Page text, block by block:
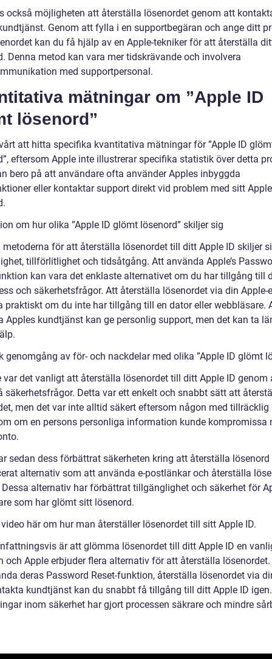
också möjligheten att återställa lösenordet genom att
Genom att fylla i en supportbegäran och ange ditt
kan du få hjälp av en Apple-tekniker för att återställa
Denna metod kan vara mer tidskrävande och involvera
med supportpersonal.
mätningar om ”Apple ID
lösenord”
att hitta specifika kvantitativa mätningar för ”Apple ID
eftersom Apple inte illustrerar specifika statistik över detta
bero på att användare ofta använder Apples inbyggda
eller kontaktar support direkt vid problem med sitt
om hur olika ”Apple ID glömt lösenord” skiljer sig
metoderna för att återställa lösenordet till ditt Apple ID skiljer
tillförlitlighet och tidsåtgång. Att använda Apple’s
kan vara det enklaste alternativet om du har tillgång till
och säkerhetsfrågor. Att återställa lösenordet via din Apple-
praktiskt om du inte har tillgång till en dator eller webbläsare.
Apples kundtjänst kan ge personlig support, men det kan ta
genomgång av för- och nackdelar med olika ”Apple ID glömt
var det vanligt att återställa lösenordet till ditt Apple ID genom
säkerhetsfrågor. Detta var ett enkelt och snabbt sätt att
men det var inte alltid säkert eftersom någon med tillräcklig
om en persons personliga information kunde kompromissa
sedan dess förbättrat säkerheten kring att återställa lösenord
alternativ som att använda e-postlänkar och återställa
Dessa alternativ har förbättrat tillgänglighet och säkerhet för
som har glömt sitt lösenord.
här om hur man återställer lösenordet till sitt Apple ID.
är att glömma lösenordet till ditt Apple ID en
och Apple erbjuder flera alternativ för att återställa lösenordet.
deras Password Reset-funktion, återställa lösenordet via
kundtjänst kan du snabbt få tillgång till ditt Apple ID igen.
inom säkerhet har gjort processen säkrare och mindre